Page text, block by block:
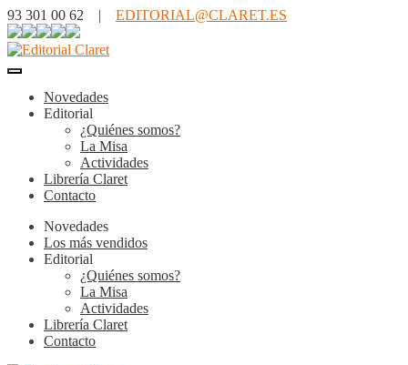
93 301 00 62 | EDITORIAL@CLARET.ES
Novedades
Editorial
¿Quiénes somos?
La Misa
Actividades
Librería Claret
Contacto
Novedades
Los más vendidos
Editorial
¿Quiénes somos?
La Misa
Actividades
Librería Claret
Contacto